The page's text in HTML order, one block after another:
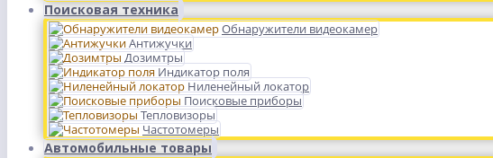
Поисковая техника
Обнаружители видеокамер
Антижучки
Дозимтры
Индикатор поля
Ниленейный локатор
Поисковые приборы
Тепловизоры
Частотомеры
Автомобильные товары